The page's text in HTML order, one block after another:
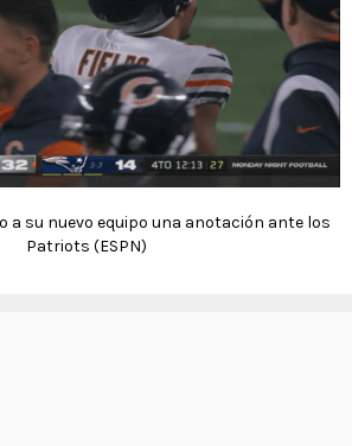
a su nuevo equipo una anotación ante los
Patriots (ESPN)